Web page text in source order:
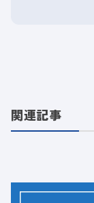
関連記事